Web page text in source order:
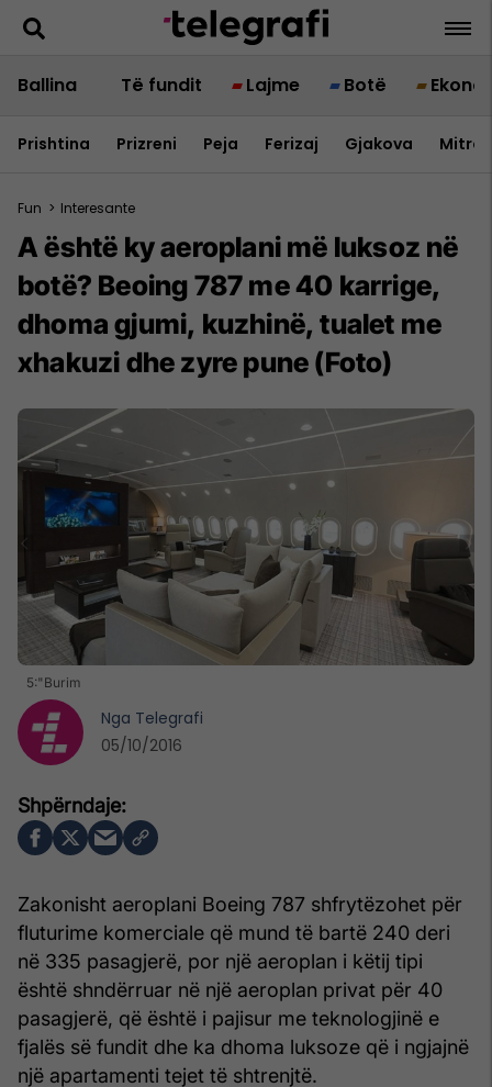
Ballina Të fundit Lajme Botë
Prishtina Prizreni Peja Ferizaj Gjakova
Fun > Interesante
A është ky aeroplani më luksoz në
botë? Beoing 787 me 40 karrige,
dhoma gjumi, kuzhinë, tualet me
xhakuzi dhe zyre pune (Foto)
5:"Burim
Zakonisht aeroplani Boeing 787 shfrytëzohet për
fluturime komerciale që mund të bartë 240 deri
në 335 pasagjerë, por një aeroplan i këtij tipi
është shndërruar në një aeroplan privat për 40
pasagjerë, që është i pajisur me teknologjinë e
fjalës së fundit dhe ka dhoma luksoze që i ngjajnë
një apartamenti tejet të shtrenjtë.
Nga Telegrafi
05/10/2016